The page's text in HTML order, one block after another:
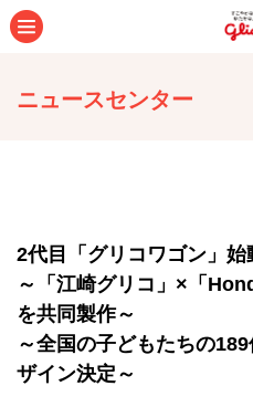
ニュースセンター
2代目「グリコワゴン」始
～「江崎グリコ」×「
を共同製作～
～全国の子どもたちの
ザイン決定～